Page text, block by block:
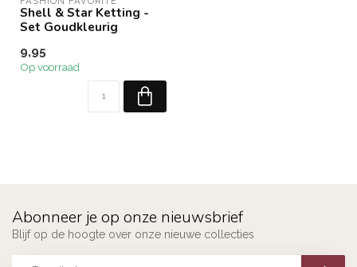
Shell & Star Ketting -
Set Goudkleurig
9,95
Op voorraad
Abonneer je op onze nieuwsbrief
Blijf op de hoogte over onze nieuwe collecties